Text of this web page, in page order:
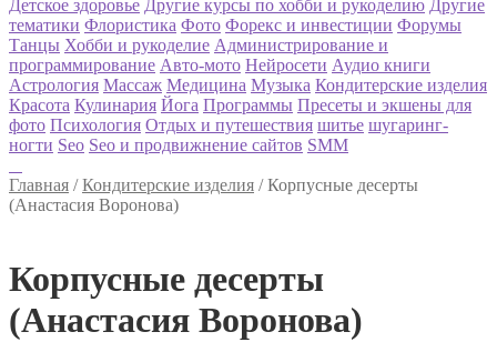
Детское здоровье Другие курсы по хобби и рукоделию Другие
тематики Флористика Фото Форекс и инвестиции Форумы
Танцы Хобби и рукоделие Администрирование и
программирование Авто-мото Нейросети Аудио книги
Астрология Массаж Медицина Музыка Кондитерские изделия
Красота Кулинария Йога Программы Пресеты и экшены для
фото Психология Отдых и путешествия шитье шугаринг-
ногти Seo Seo и продвижнение сайтов SMM
Главная /Кондитерские изделия /Корпусные десерты
(Анастасия Воронова)
Корпусные десерты
(Анастасия Воронова)